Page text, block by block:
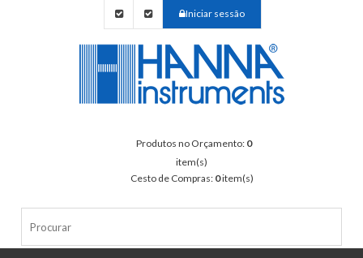
Iniciar sessão
Produtos no Orçamento: 0
item(s)
Cesto de Compras: 0item(s)